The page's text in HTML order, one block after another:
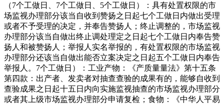
（7个工做日、7个工做日、5个工做日）：具有处置权限的市
场监视办理部分该当自收到赞扬之日起七个工做日内做出受理
或者不予受理的决定，并奉告赞扬人；终止调整的，市场监视
办理部分该当自做出终止调处理定之日起七个工做日内奉告赞
扬人和被赞扬人；举报人实名举报的，有处置权限的市场监视
办理部分还该当自做出能否立案决定之日起五个工做日内奉告
举报人。7个工做日）：工业产物：《产质量量法》第十五条
第四款：出产者、发卖者对抽查查验的成果有的，能够自收到
查验成果之日起十五日内向实施监视抽查的市场监视办理部分
或者其上级市场监视办理部分申请复检；食物：《中华人平易